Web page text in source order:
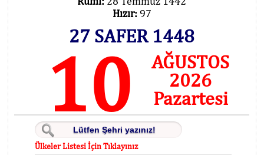
Hızır: 97
27 SAFER 1448
10
AĞUSTOS
2026
Pazartesi
Ülkeler Listesi İçin Tıklayınız